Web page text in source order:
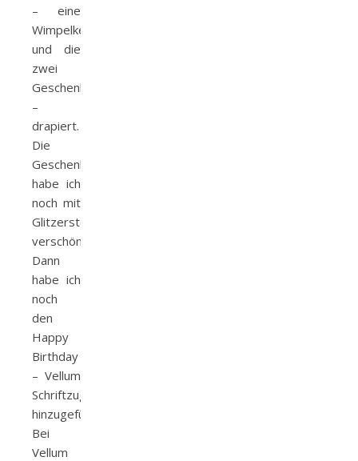
– eine
Wimpelkette
und die
zwei
Geschenke
–
drapiert.
Die
Geschenke
habe ich
noch mit
Glitzersteinen
verschönert.
Dann
habe ich
noch
den
Happy
Birthday
– Vellum
Schriftzug
hinzugefügt.
Bei
Vellum